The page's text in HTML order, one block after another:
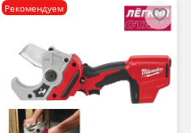
Рекомендуем